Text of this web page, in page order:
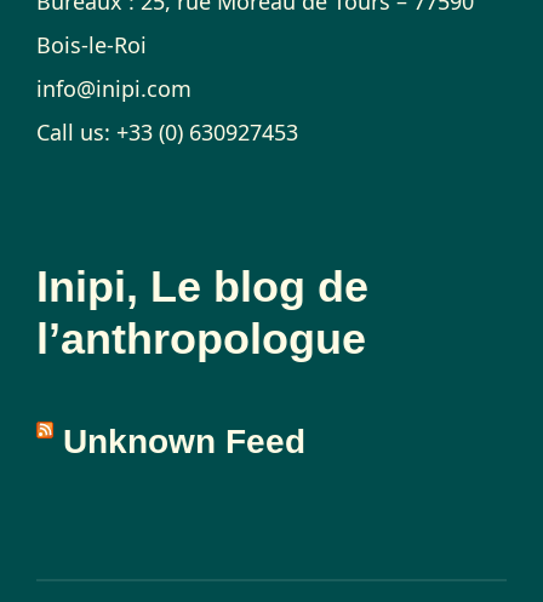
Bois-le-Roi
info@inipi.com
Call us: +33 (0) 630927453
Inipi, Le blog de
l’anthropologue
Unknown Feed